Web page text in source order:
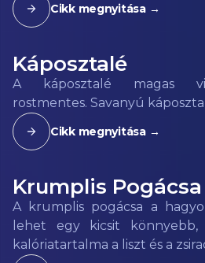
Cikk megnyitása →
Káposztalé
A káposztalé magas
rostmentes. Savanyú
Cikk megnyitása →
Krumplis Pogácsa
A krumplis pogácsa a
lehet egy kicsit
kalóriatartalma a liszt és a